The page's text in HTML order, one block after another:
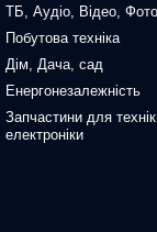
ТБ, Аудіо, Відео, Фото
Побутова техніка
Дім, Дача, сад
Енергонезалежність
Запчастини для
електроніки